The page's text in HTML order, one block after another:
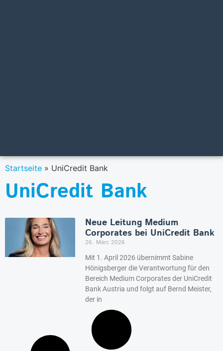
Startseite » UniCredit Bank
UniCredit Bank
Neue Leitung Medium
Corporates bei UniCredit Bank
26. März 2026
Mit 1. April 2026 übernimmt Sabine
Hönigsberger die Verantwortung für den
Bereich Medium Corporates der UniCredit
Bank Austria und folgt auf Bernd Meister,
der in